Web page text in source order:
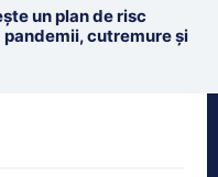
un plan de risc
cutremure și